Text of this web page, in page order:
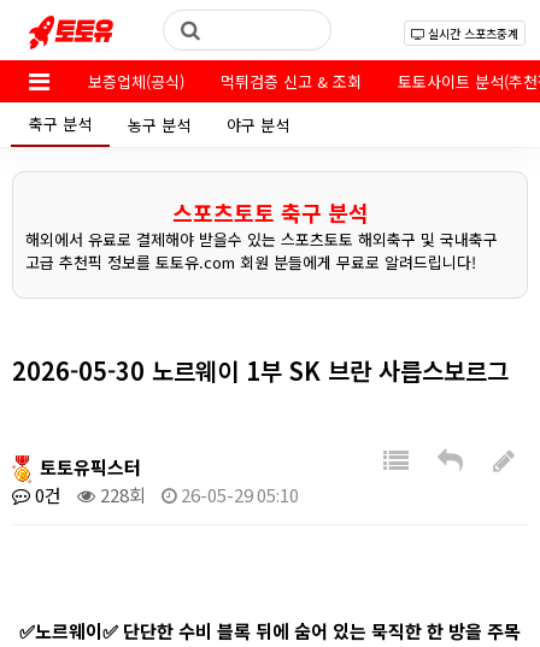
실시간 스포츠중계
보증업체(공식) 먹튀검증 신고 & 조회
토토사이트 분석(추
축구 분석
농구 분석 야구 분석
스포츠토토 축구 분석
해외에서 유료로 결제해야 받을수 있는 스포츠토토 해외축구 및 국내축구
고급 추천픽 정보를 토토유.com 회원 분들에게 무료로 알려드립니다!
2026-05-30 노르웨이 1부 SK 브란 사릅스보르그
토토유픽스터
0건
228회 26-05-29 05:10
✅노르웨이✅ 단단한 수비 블록 뒤에 숨어 있는 묵직한 한 방을 주목